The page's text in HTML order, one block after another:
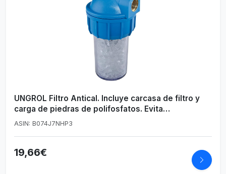
UNGROL Filtro Antical. Incluye carcasa de filtro y
carga de piedras de polifosfatos. Evita
incrustaciones de cal en calderas y calentadores.
ASIN: B074J7NHP3
19,66€